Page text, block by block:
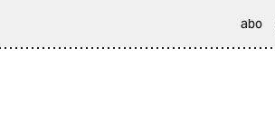
abo